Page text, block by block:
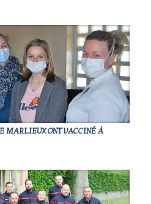
MARLIEUX ONT VACCINÉ À